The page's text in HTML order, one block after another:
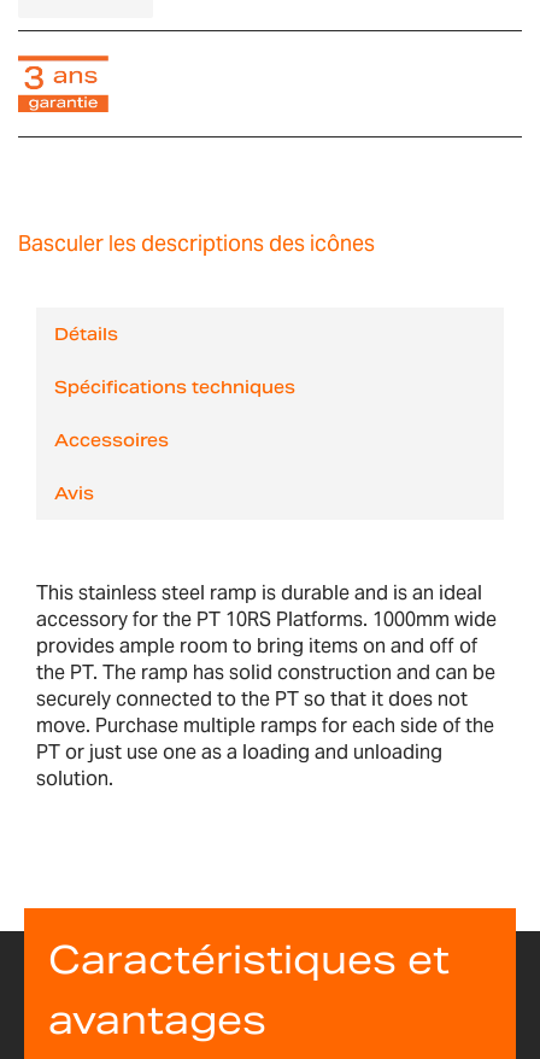
Basculer les descriptions des icônes
Détails
Spécifications techniques
Accessoires
Avis
This stainless steel ramp is durable and is an ideal
accessory for the PT 10RS Platforms. 1000mm wide
provides ample room to bring items on and off of
the PT. The ramp has solid construction and can be
securely connected to the PT so that it does not
move. Purchase multiple ramps for each side of the
PT or just use one as a loading and unloading
solution.
Caractéristiques et
avantages